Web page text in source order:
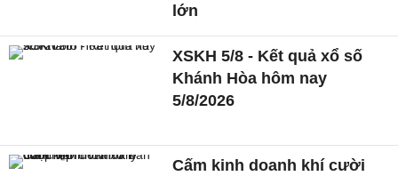
lớn
XSKH 5/8 - Kết quả xổ số
Khánh Hòa hôm nay
5/8/2026
Cấm kinh doanh khí cười